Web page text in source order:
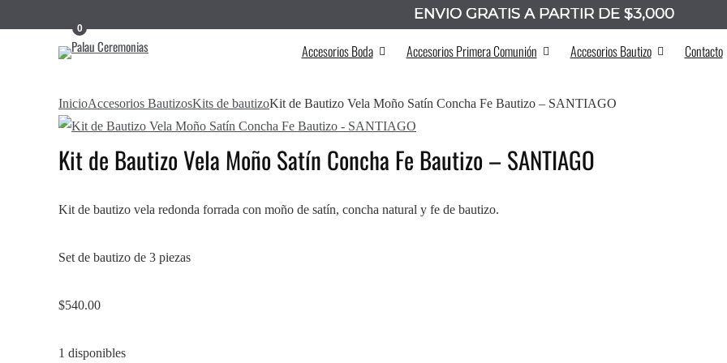
ENVÍO GRATIS A PARTIR DE $3,000
Accesorios Boda Accesorios Primera Comunión Accesorios Bautizo Contacto
0
InicioAccesorios BautizosKits de bautizoKit de Bautizo Vela Moño Satín Concha Fe Bautizo – SANTIAGO
Kit de Bautizo Vela Moño Satín Concha Fe Bautizo – SANTIAGO
Kit de bautizo vela redonda forrada con moño de satín, concha natural y fe de bautizo.
Set de bautizo de 3 piezas
$540.00
1 disponibles